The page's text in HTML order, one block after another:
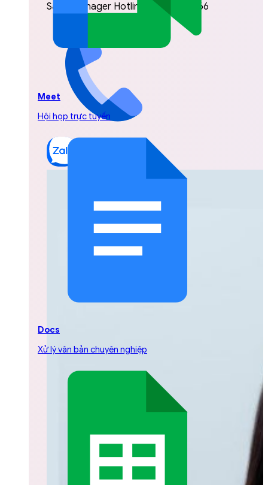
Sales Manager Hotline: 0842.999.666
Meet
Hội họp trực tuyến
Docs
Xử lý văn bản chuyên nghiệp